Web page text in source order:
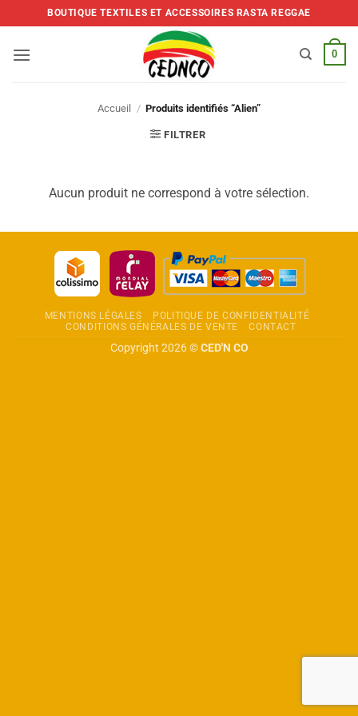
to
BOUTIQUE TEXTILES ET ACCESSOIRES RASTA REGGAE
0
Accueil / Produits identifiés “Alien”
FILTRER
Aucun produit ne correspond à votre sélection.
MENTIONS LÉGALES
POLITIQUE DE CONFIDENTIALITÉ
CONDITIONS GÉNÉRALES DE VENTE
CONTACT
Copyright 2026 ©CED'N CO